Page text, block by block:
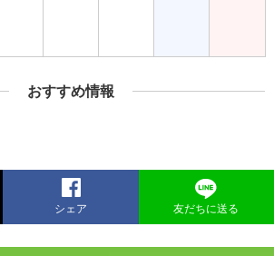
おすすめ情報
シェア 友だちに送る